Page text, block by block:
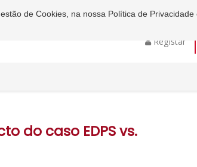
Registar
do caso EDPS vs.
de Cookies, na nossa Política de Privacidade